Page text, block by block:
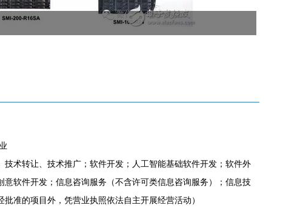
术转让、技术推广；软件开发；人工智能基础软件开发；软件外
软件开发；信息咨询服务（不含许可类信息咨询服务）；信息技
准的项目外，凭营业执照依法自主开展经营活动）